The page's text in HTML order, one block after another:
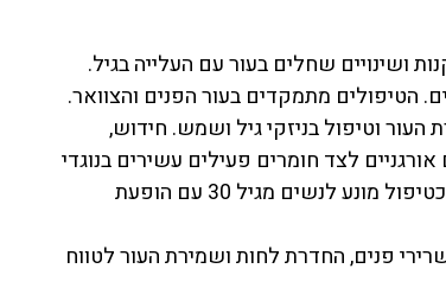
ושינויים שחלים בעור עם העלייה בגיל.
הטיפולים מתמקדים בעור הפנים והצוואר.
העור. לשמירת העור וטיפול בניזקי גיל ושמש. חידוש,
לצד חומרים פעילים עשירים בנוגדי
חמצון להאטת תהליכי הזדקנות. והוא יכול לשמש כטיפול מונע לנשים מגיל 30 עם הופעת
פנים, החדרת לחות ושמירת העור לטווח